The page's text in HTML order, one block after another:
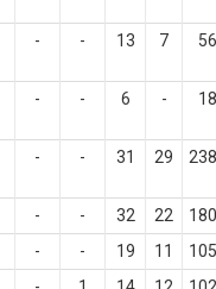
- - 13 7
- - 6 -
- - 31 29
- - 32 22
- - 19 11